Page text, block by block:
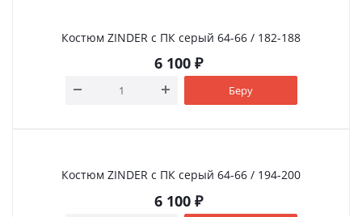
Костюм ZINDER с ПК серый 64-66 / 182-188
6 100₽
Беру
Костюм ZINDER с ПК серый 64-66 / 194-200
6 100₽